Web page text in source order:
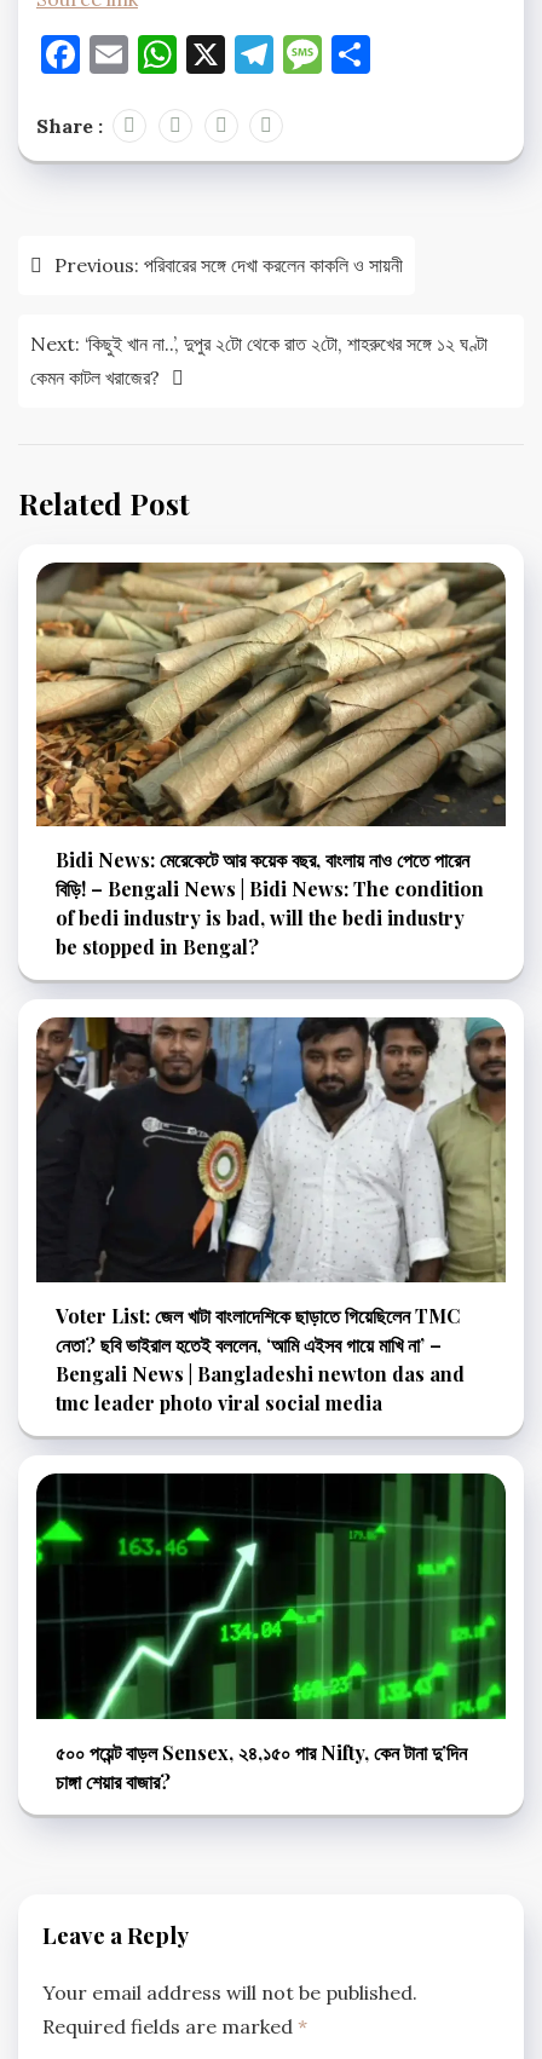
Facebook
EmailWhatsApp
X Telegram
Message
Share :
PostPrevious: পরিবারের সঙ্গে দেখা করলেন কাকলি ও সায়নী
Next: ‘কিছুই খান না..’, দুপুর ২টো থেকে রাত ২টো, শাহরুখের সঙ্গে ১২ ঘণ্টা
কেমন কাটল খরাজের?
Related Post
Bidi News: মেরেকেটে আর কয়েক বছর, বাংলায় নাও পেতে পারেন
বিড়ি! – Bengali News | Bidi News: The condition
of bedi industry is bad, will the bedi industry
be stopped in Bengal?
Voter List: জেল খাটা বাংলাদেশিকে ছাড়াতে গিয়েছিলেন TMC
নেতা? ছবি ভাইরাল হতেই বললেন, ‘আমি এইসব গায়ে মাখি না’ –
Bengali News | Bangladeshi newton das and
tmc leader photo viral social media
৫০০ পয়েন্ট বাড়ল Sensex, ২৪,১৫০ পার Nifty, কেন টানা দু’দিন
চাঙ্গা শেয়ার বাজার?
Leave a Reply
Your email address will not be published.
Required fields are marked *